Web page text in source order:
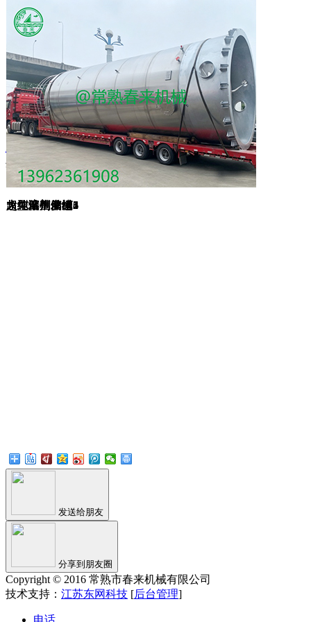
工程案例
电池产线案例
电池产线案例
超纯精馏塔
超纯溶剂储罐1
超纯溶剂储槽2
超纯溶剂储槽3
超纯溶剂储槽4
超纯溶剂储槽5
超纯溶剂储槽6
大化工生产线
大型储槽发运1
大型储槽发运2
上一页 1 2 3 下一页
共 21 条记录，页码 1/3
发送给朋友
分享到朋友圈
Copyright © 2016 常熟市春来机械有限公司
技术支持： 江苏东网科技 [后台管理]